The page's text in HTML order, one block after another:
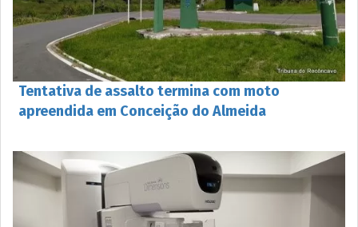
Tentativa de assalto termina com moto
apreendida em Conceição do Almeida